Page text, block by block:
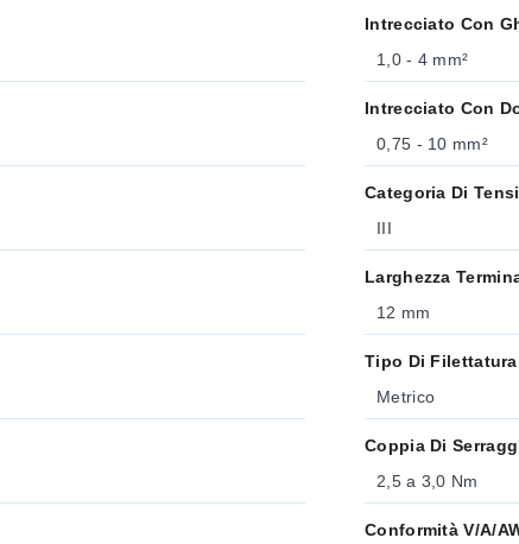
Intrecciato Con
1,0 - 4 mm²
Intrecciato Con
0,75 - 10 mm²
Categoria Di
III
Larghezza
12 mm
Tipo Di Filettatura
Metrico
Coppia Di
2,5 a 3,0 Nm
Conformità V/A/